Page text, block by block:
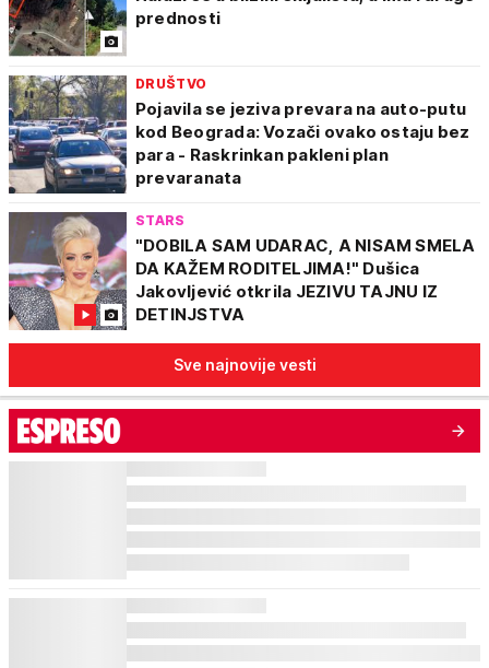
prednosti
DRUŠTVO
Pojavila se jeziva prevara na auto-putu
kod Beograda: Vozači ovako ostaju bez
para - Raskrinkan pakleni plan
prevaranata
STARS
"DOBILA SAM UDARAC, A NISAM SMELA
DA KAŽEM RODITELJIMA!" Dušica
Jakovljević otkrila JEZIVU TAJNU IZ
DETINJSTVA
Sve najnovije vesti